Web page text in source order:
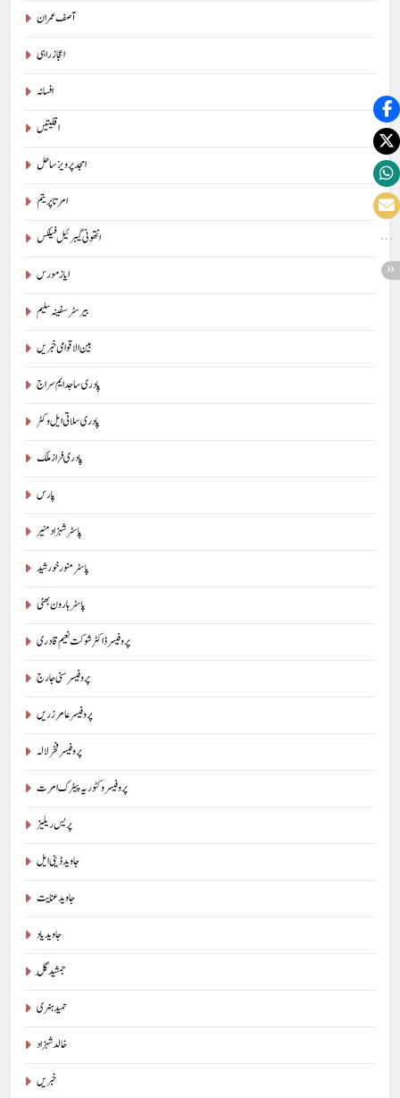
آصف عمران
اعجاز راہی
افسانہ
اقلیتیں
امجد پرویز ساحل
امرتا پریتم
انتھونی گیبرئیل فیلکس
ایاز مورس
بیرسٹرسفینہ سلیم
بین الاقوامی خبریں
پادری ساجد ایم سراج
پادری سلاتی ایل وکٹر
پادری فراز ملک
پارس
پاسٹر شہزاد منیر
پاسٹر منور خورشید
پاسٹر ہارون بھٹی
پروفیسر ڈاکٹر شوکت نعیم قادری
پروفیسر سنی جارج
پروفیسر عامر زریں
پروفیسر فخر لالہ
پروفیسر وکٹوریہ پیٹرک امرت
پریس ریلیز
جاوید ڈینی ایل
جاوید عنایت
جاوید یاد
جمشید گِل
حمید ہنری
خالد شہزاد
خبریں